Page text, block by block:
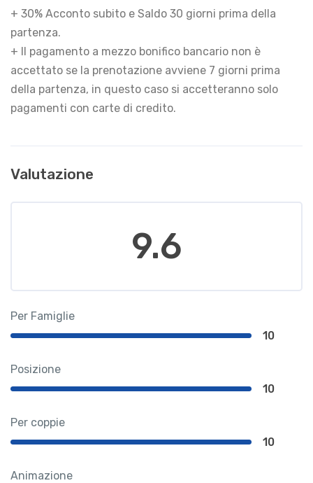
+ 30% Acconto subito e Saldo 30 giorni prima della
partenza.
+ Il pagamento a mezzo bonifico bancario non è
accettato se la prenotazione avviene 7 giorni prima
della partenza, in questo caso si accetteranno solo
pagamenti con carte di credito.
Valutazione
9.6
Per Famiglie
10
Posizione
10
Per coppie
10
Animazione